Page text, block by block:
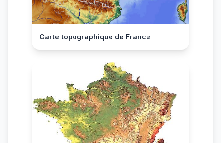
Carte topographique de France